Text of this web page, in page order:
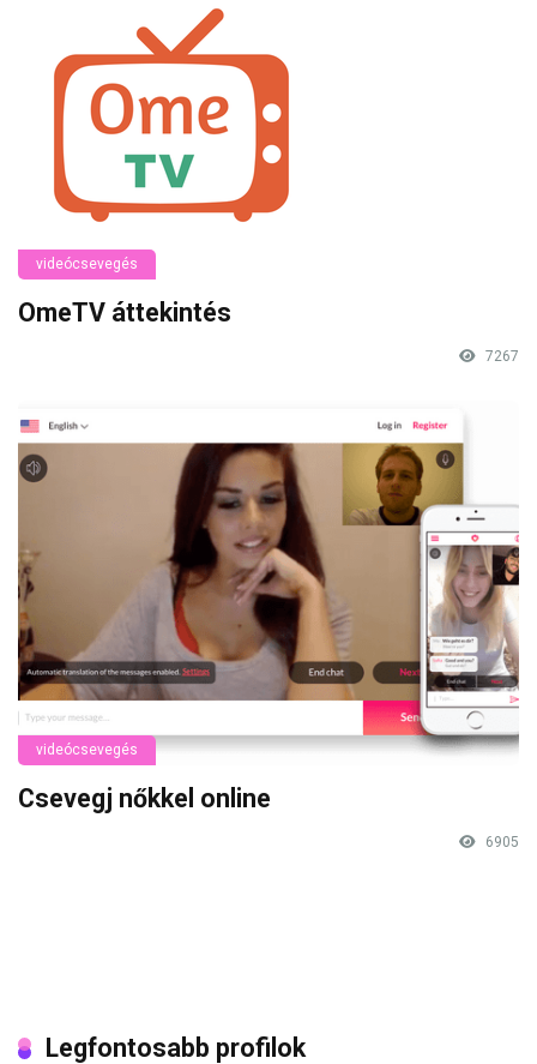
videócsevegés
OmeTV áttekintés
7267
videócsevegés
Csevegj nőkkel online
6905
Legfontosabb profilok